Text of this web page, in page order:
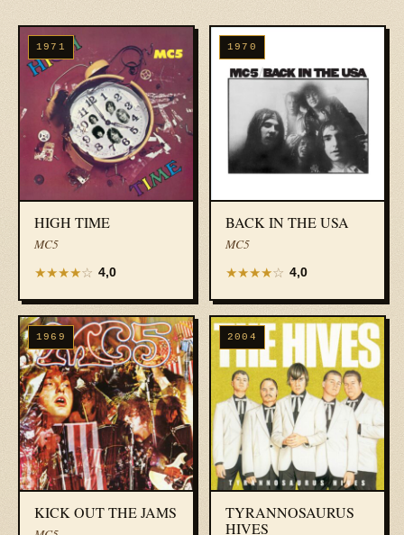
1971
HIGH TIME
MC5
★★★★☆ 4,0
1970
BACK IN THE USA
MC5
★★★★☆ 4,0
1969
KICK OUT THE JAMS
2004
TYRANNOSAURUS
HIVES